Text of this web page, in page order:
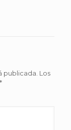
publicada. Los
*